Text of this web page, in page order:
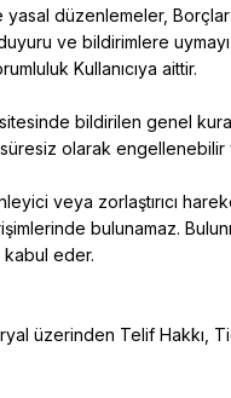
yasal düzenlemeler,
ve bildirimlere
Kullanıcıya aittir.
sitesinde bildirilen genel
olarak engellenebilir
veya zorlaştırıcı
bulunamaz.
kabul eder.
üzerinden Telif Hakkı,